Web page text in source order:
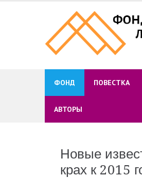
ФОНД ПОВЕСТКА
АВТОРЫ
Новые
крах к 2015